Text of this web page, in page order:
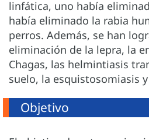
linfática, uno había
había eliminado la rabia
perros. Además, se han
eliminación de la lepra, la
Chagas, las helmintiasis
suelo, la esquistosomiasis
Objetivo